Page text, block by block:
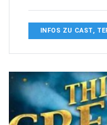
INFOS ZU CAST,